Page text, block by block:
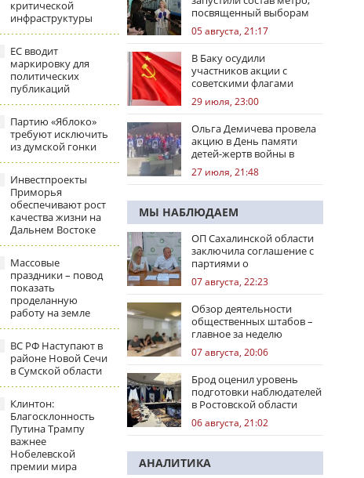
критической
инфраструктуры
ЕС вводит
маркировку для
политических
публикаций
Партию «Яблоко»
требуют исключить
из думской гонки
Инвестпроекты
Приморья
обеспечивают рост
качества жизни на
Дальнем Востоке
Массовые
праздники – повод
показать
проделанную
работу на земле
ВС РФ Наступают в
районе Новой Сечи
в Сумской области
Клинтон:
Благосклонность
Путина Трампу
важнее
Нобелевской
премии мира
посвященный выборам
05 августа, 21:17
В Баку осудили
участников акции с
советскими флагами
29 июля, 23:00
Ольга Демичева провела
акцию в День памяти
детей-жертв войны в
Донбассе
27 июля, 21:48
МЫ НАБЛЮДАЕМ
ОП Сахалинской области
заключила соглашение с
партиями о
сотрудничестве на
выборах
07 августа, 22:23
Обзор деятельности
общественных штабов –
главное за неделю
07 августа, 20:06
Брод оценил уровень
подготовки наблюдателей
в Ростовской области
06 августа, 21:02
АНАЛИТИКА